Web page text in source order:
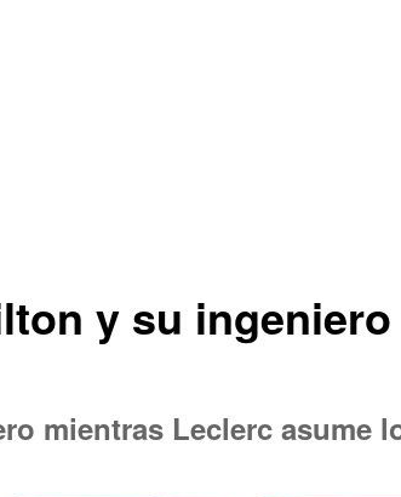
y su ingeniero
mientras Leclerc asume